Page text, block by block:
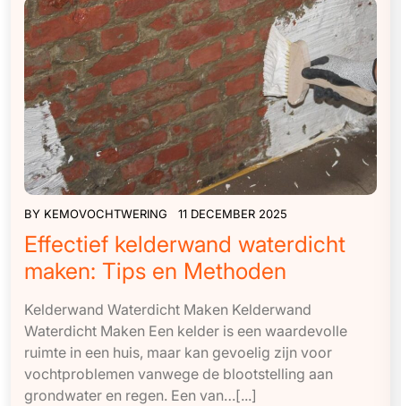
BY KEMOVOCHTWERING 11 DECEMBER 2025
Effectief kelderwand waterdicht
maken: Tips en Methoden
Kelderwand Waterdicht Maken Kelderwand
Waterdicht Maken Een kelder is een waardevolle
ruimte in een huis, maar kan gevoelig zijn voor
vochtproblemen vanwege de blootstelling aan
grondwater en regen. Een van…[...]